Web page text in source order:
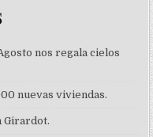
nos regala cielos
nuevas viviendas.
Girardot.